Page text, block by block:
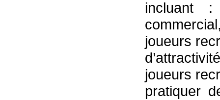
incluant
joueurs
joueurs
pratiquer